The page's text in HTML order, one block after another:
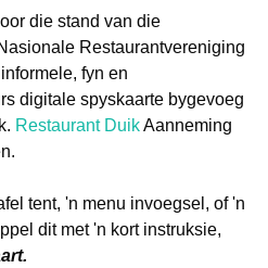
die stand van die
Restaurantvereniging
fyn en
digitale spyskaarte bygevoeg
Restaurant DuikAanneming
tent, 'n menu invoegsel, of 'n
dit met 'n kort instruksie,